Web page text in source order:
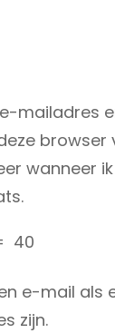
mailadres
browser
wanneer
40
e-mail als
zijn.